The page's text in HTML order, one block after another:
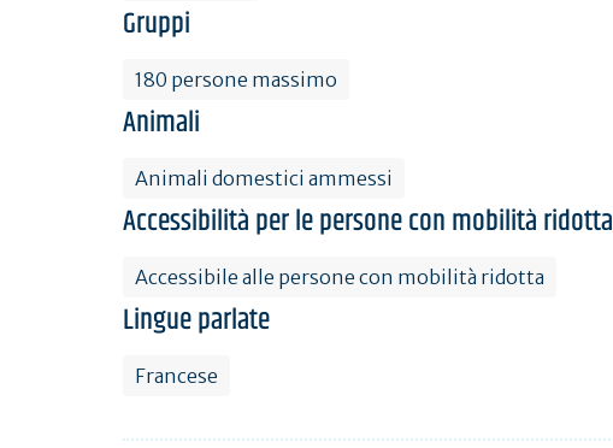
Gruppi
180 persone massimo
Animali
Animali domestici ammessi
Accessibilità per le persone con mobilità ridotta
Accessibile alle persone con mobilità ridotta
Lingue parlate
Francese